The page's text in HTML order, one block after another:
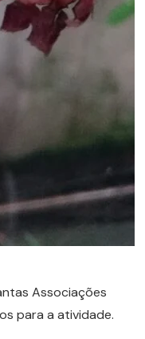
Associações
para a atividade.